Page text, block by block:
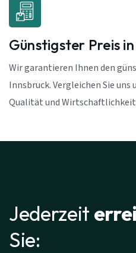
Günstigster Preis
Wir garantieren Ihnen den
Innsbruck. Vergleichen Sie uns
Qualität und
Jederzeit
Sie: